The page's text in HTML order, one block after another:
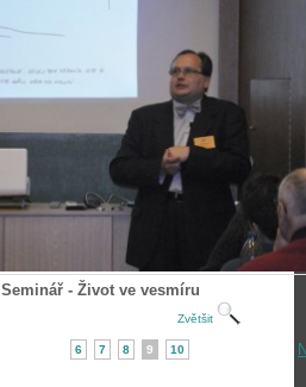
Seminář - Život ve vesmíru
Zvětšit
6 7 8 9 10